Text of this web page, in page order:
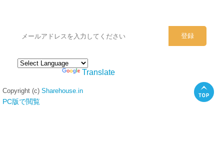
Translate
Copyright (c) Sharehouse.in
PC版で閲覧